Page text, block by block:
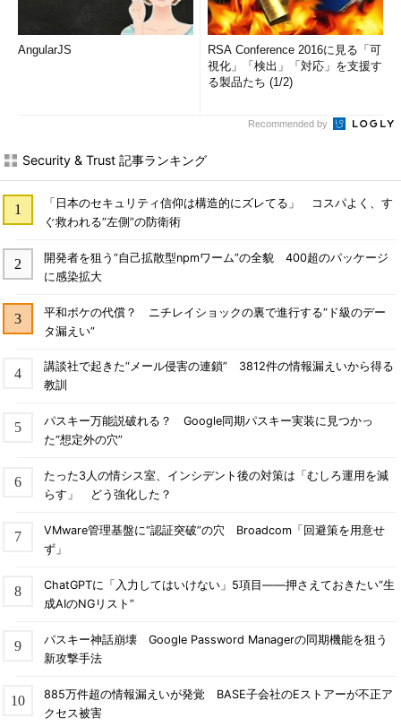
AngularJS
RSA Conference 2016に見る「可
視化」「検出」「対応」を支援す
る製品たち (1/2)
Recommended by
Security & Trust 記事ランキング
「日本のセキュリティ信仰は構造的にズレてる」 コスパよく、す
ぐ救われる“左側”の防衛術
開発者を狙う“自己拡散型npmワーム”の全貌 400超のパッケージ
に感染拡大
平和ボケの代償？ ニチレイショックの裏で進行する“ド級のデー
タ漏えい”
講談社で起きた“メール侵害の連鎖” 3812件の情報漏えいから得る
教訓
パスキー万能説破れる？ Google同期パスキー実装に見つかっ
た“想定外の穴”
たった3人の情シス室、インシデント後の対策は「むしろ運用を減
らす」 どう強化した？
VMware管理基盤に“認証突破”の穴 Broadcom「回避策を用意せ
ず」
ChatGPTに「入力してはいけない」5項目――押さえておきたい“生
成AIのNGリスト”
パスキー神話崩壊 Google Password Managerの同期機能を狙う
新攻撃手法
885万件超の情報漏えいが発覚 BASE子会社のEストアーが不正ア
クセス被害